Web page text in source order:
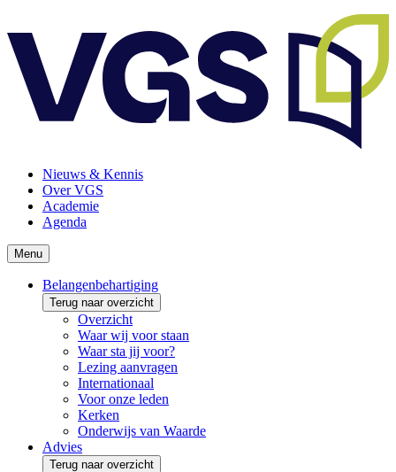
Nieuws & Kennis
Over VGS
Academie
Agenda
Menu
Belangenbehartiging
Terug naar overzicht
Overzicht
Waar wij voor staan
Waar sta jij voor?
Lezing aanvragen
Internationaal
Voor onze leden
Kerken
Onderwijs van Waarde
Advies
Terug naar overzicht